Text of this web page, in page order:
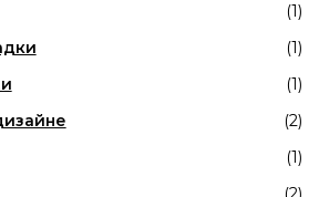
(1)
(1)
(1)
(2)
(1)